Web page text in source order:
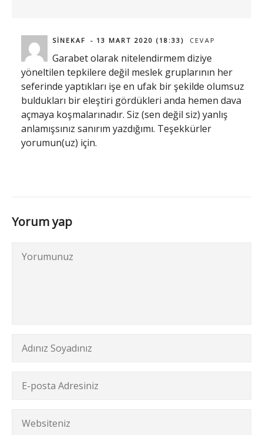
SINEKAF 13 MART 2020 (18:33) CEVAP
Garabet olarak nitelendirmem diziye
yöneltilen tepkilere değil meslek gruplarının her
seferinde yaptıkları işe en ufak bir şekilde olumsuz
buldukları bir eleştiri gördükleri anda hemen dava
açmaya koşmalarınadır. Siz (sen değil siz) yanlış
anlamışsınız sanırım yazdığımı. Teşekkürler
yorumun(uz) için.
Yorum yap